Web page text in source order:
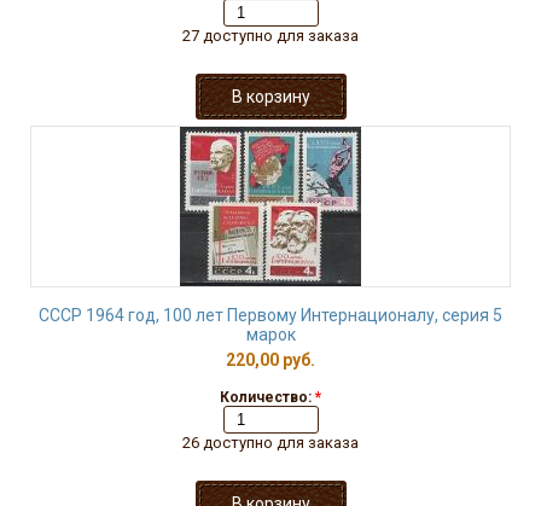
27 доступно для заказа
СССР 1964 год, 100 лет Первому Интернационалу, серия 5
марок
220,00 руб.
Количество: *
26 доступно для заказа